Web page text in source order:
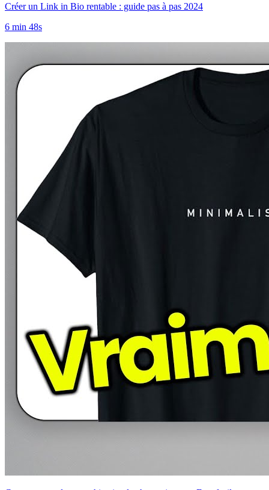
Créer un Link in Bio rentable : guide pas à pas 2024
6 min 48s